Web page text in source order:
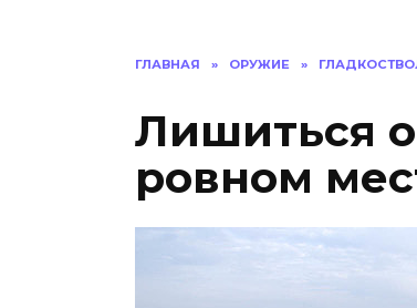
ГЛАВНАЯ » ОРУЖИЕ »
Лишиться
ровном